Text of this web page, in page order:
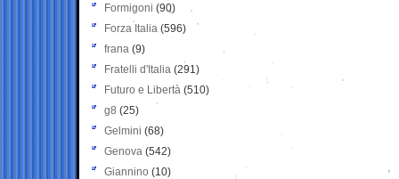
Formigoni (90)
Forza Italia (596)
frana (9)
Fratelli d'Italia (291)
Futuro e Libertà (510)
g8 (25)
Gelmini (68)
Genova (542)
Giannino (10)